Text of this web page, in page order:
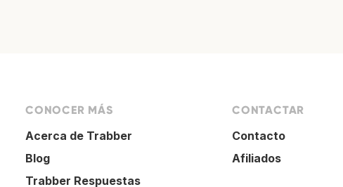
CONOCER MÁS
Acerca de Trabber
Blog
Trabber Respuestas
CONTACTAR
Contacto
Afiliados